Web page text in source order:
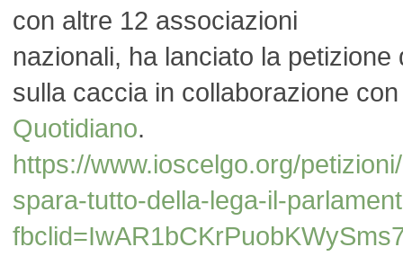
con altre 12 associazioni
nazionali, ha lanciato la
sulla caccia in collaborazione
Quotidiano.
https://www.ioscelgo.org/
spara-tutto-della-lega-il-